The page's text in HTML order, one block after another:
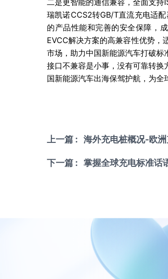
瑞凯诺CCS2转GB/T直流充电适
的产品性能和完善的安全保障，
EVCC解决方案的高兼容性优势，
市场，助力中国新能源汽车打破标
接口不兼容是小事，没有可靠转
国新能源汽车出海保驾护航，为全
上一篇 : 海外充电桩概况-欧
下一篇 : 掌握全球充电标准话